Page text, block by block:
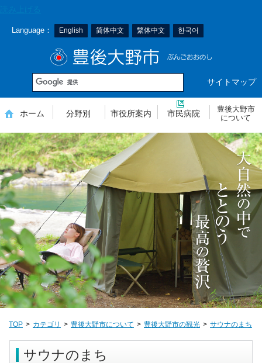
Language： English 简体中文 繁体中文 한국어
サイトマップ
ホーム 分野別 市役所案内 市民病院
豊後大野市
について
TOP カテゴリ 豊後大野市について 豊後大野市の観光 サウナのまち
サウナのまち